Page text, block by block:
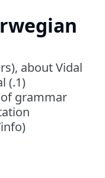
about Vidal
(.1)
grammar